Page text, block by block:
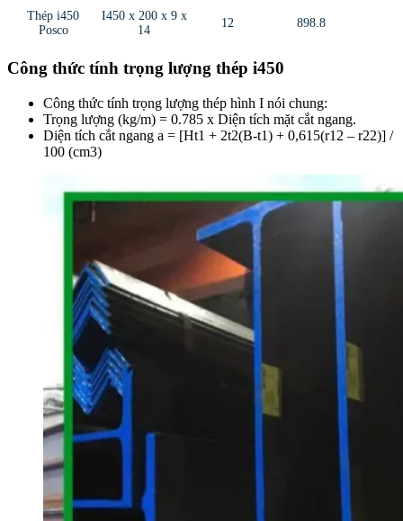
Thép i450
Posco
I450 x 200 x 9 x
14
12 898.8
Công thức tính trọng lượng thép i450
Công thức tính trọng lượng thép hình I nói chung:
Trọng lượng (kg/m) = 0.785 x Diện tích mặt cắt ngang.
Diện tích cắt ngang a = [Ht1 + 2t2(B-t1) + 0,615(r12 – r22)] /
100 (cm3)